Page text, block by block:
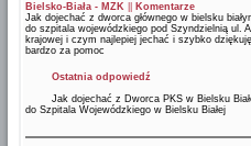
Bielsko-Biała - MZK
Komentarze
Jak dojechać z dworca głównego w bielsku
do szpitala wojewódzkiego pod Szyndzielnią ul.
krajowej i czym najlepiej jechać i szybko dziękuję
bardzo za pomoc
Ostatnia odpowiedź
Jak dojechać z Dworca PKS w Bielsku
do Szpitala Wojewódzkiego w Bielsku Białej